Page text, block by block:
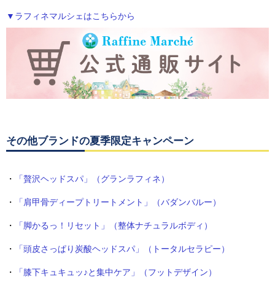
▼ラフィネマルシェはこちらから
その他ブランドの夏季限定キャンペーン
・ 「贅沢ヘッドスパ」（グランラフィネ）
・ 「肩甲骨ディープトリートメント」（バダンバルー）
・ 「脚かるっ！リセット」（整体ナチュラルボディ）
・ 「頭皮さっぱり炭酸ヘッドスパ」（トータルセラピー）
・ 「膝下キュキュッ♪と集中ケア」（フットデザイン）